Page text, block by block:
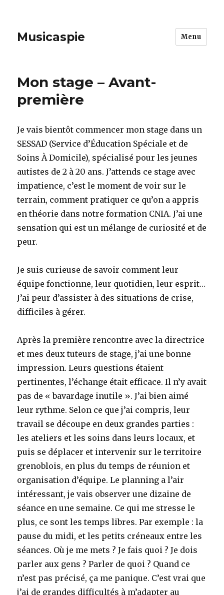
Musicaspie Menu
Mon stage – Avant-
première
Je vais bientôt commencer mon stage dans un
SESSAD (Service d’Éducation Spéciale et de
Soins À Domicile), spécialisé pour les jeunes
autistes de 2 à 20 ans. J’attends ce stage avec
impatience, c’est le moment de voir sur le
terrain, comment pratiquer ce qu’on a appris
en théorie dans notre formation CNIA. J’ai une
sensation qui est un mélange de curiosité et de
peur.
Je suis curieuse de savoir comment leur
équipe fonctionne, leur quotidien, leur esprit…
J’ai peur d’assister à des situations de crise,
difficiles à gérer.
Après la première rencontre avec la directrice
et mes deux tuteurs de stage, j’ai une bonne
impression. Leurs questions étaient
pertinentes, l’échange était efficace. Il n’y avait
pas de « bavardage inutile ». J’ai bien aimé
leur rythme. Selon ce que j’ai compris, leur
travail se découpe en deux grandes parties :
les ateliers et les soins dans leurs locaux, et
puis se déplacer et intervenir sur le territoire
grenoblois, en plus du temps de réunion et
organisation d’équipe. Le planning a l’air
intéressant, je vais observer une dizaine de
séance en une semaine. Ce qui me stresse le
plus, ce sont les temps libres. Par exemple : la
pause du midi, et les petits créneaux entre les
séances. Où je me mets ? Je fais quoi ? Je dois
parler aux gens ? Parler de quoi ? Quand ce
n’est pas précisé, ça me panique. C’est vrai que
j’ai de grandes difficultés à m’adapter au